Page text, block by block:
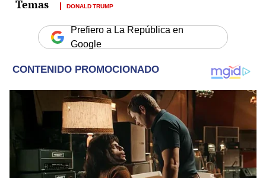
DONALD TRUMP
Prefiero a La República en
Google